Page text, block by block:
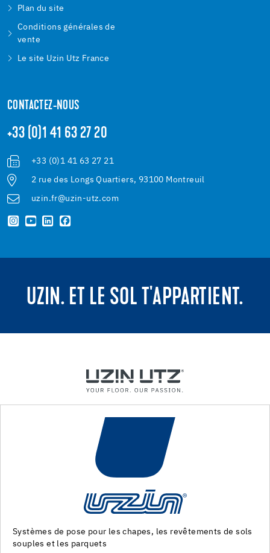
Plan du site
Conditions générales de
vente
Le site Uzin Utz France
CONTACTEZ-NOUS
+33 (0)1 41 63 27 20
+33 (0)1 41 63 27 21
2 rue des Longs Quartiers, 93100 Montreuil
uzin.fr@uzin-utz.com
UZIN. ET LE SOL T'APPARTIENT.
Machines et outils pour la preparation du support et la pose
des revêtements de sol